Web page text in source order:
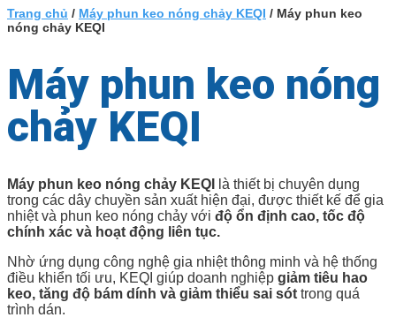
Trang chủ / Máy phun keo nóng chảy KEQI / Máy phun keo
nóng chảy KEQI
Máy phun keo nóng
chảy KEQI
Máy phun keo nóng chảy KEQI
là thiết bị chuyên dụng
trong các dây chuyền sản xuất hiện đại, được thiết kế để gia
nhiệt và phun keo nóng chảy với độ ổn định cao, tốc độ
chính xác và hoạt động liên tục.
Nhờ ứng dụng công nghệ gia nhiệt thông minh và hệ thống
điều khiển tối ưu, KEQI giúp doanh nghiệp giảm tiêu hao
keo, tăng độ bám dính và giảm thiểu sai sót trong quá
trình dán.